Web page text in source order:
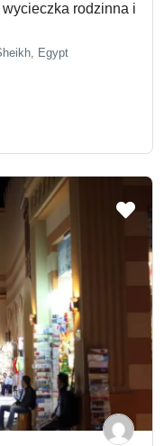
rodzinna i
Egypt